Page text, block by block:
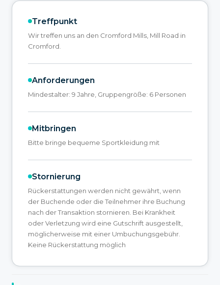
Treffpunkt
Wir treffen uns an den Cromford Mills, Mill Road in
Cromford.
Anforderungen
Mindestalter: 9 Jahre, Gruppengröße: 6 Personen
Mitbringen
Bitte bringe bequeme Sportkleidung mit
Stornierung
Rückerstattungen werden nicht gewährt, wenn
der Buchende oder die Teilnehmer ihre Buchung
nach der Transaktion stornieren. Bei Krankheit
oder Verletzung wird eine Gutschrift ausgestellt,
möglicherweise mit einer Umbuchungsgebühr.
Keine Rückerstattung möglich